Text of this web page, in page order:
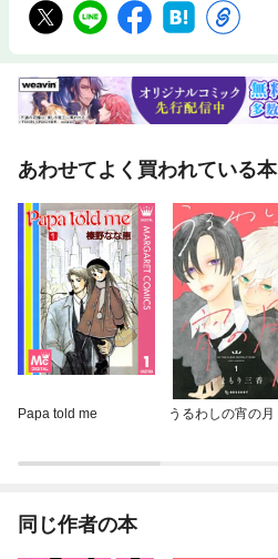
あわせてよく買われている本
Papa told me うるわしの宵の月
同じ作者の本